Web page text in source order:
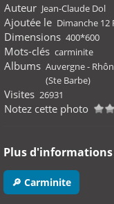
Auteur Jean-Claude Dol
Ajoutée le Dimanche 12
Dimensions 400*600
Mots-clés carminite
Albums Auvergne -
(Ste Barbe)
Visites 26931
Notez cette photo
Plus
🔎 Carminite